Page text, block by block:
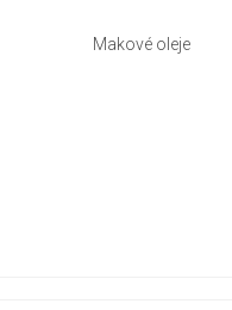
Makové oleje